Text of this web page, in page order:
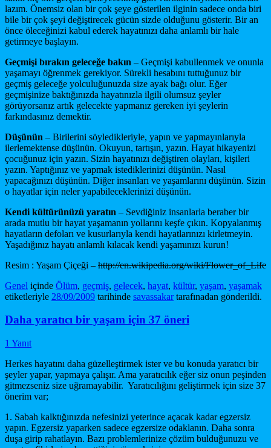
lazım. Önemsiz olan bir çok şeye gösterilen ilginin sadece onda biri
bile bir çok şeyi değiştirecek gücün sizde olduğunu gösterir. Bir an
önce öleceğinizi kabul ederek hayatınızı daha anlamlı bir hale
getirmeye başlayın.
Geçmişi bırakın geleceğe bakın – Geçmişi kabullenmek ve onunla
yaşamayı öğrenmek gerekiyor. Sürekli hesabını tuttuğunuz bir
geçmiş geleceğe yolculuğunuzda size ayak bağı olur. Eğer
geçmişinize baktığınızda hayatınızla ilgili olumsuz şeyler
görüyorsanız artık gelecekte yapmanız gereken iyi şeylerin
farkındasınız demektir.
Düşünün – Birilerini söyledikleriyle, yapın ve yapmayınlarıyla
ilerlemektense düşünün. Okuyun, tartışın, yazın. Hayat hikayenizi
çocuğunuz için yazın. Sizin hayatınızı değiştiren olayları, kişileri
yazın. Yaptığınız ve yapmak istediklerinizi düşünün. Nasıl
yapacağınızı düşünün. Diğer insanları ve yaşamlarını düşünün. Sizin
o hayatlar için neler yapabileceklerinizi düşünün.
Kendi kültürünüzü yaratın – Sevdiğiniz insanlarla beraber bir
arada mutlu bir hayat yaşamanın yollarını keşfe çıkın. Kopyalanmış
hayatların defoları ve kusurlarıyla kendi hayatlarınızı kirletmeyin.
Yaşadığınız hayatı anlamlı kılacak kendi yaşamınızı kurun!
Resim : Yaşam Çiçeği – http://en.wikipedia.org/wiki/Flower_of_Life
Genel içinde Ölüm, geçmiş, gelecek, hayat, kültür, yaşam, yaşamak
etiketleriyle 28/09/2009 tarihinde savassakartarafınadan gönderildi.
Daha yaratıcı bir yaşam için 37 öneri
1 Yanıt
Herkes hayatını daha güzelleştirmek ister ve bu konuda yaratıcı bir
şeyler yapar, yapmaya çalışır. Ama yaratıcılık eğer siz onun peşinden
gitmezseniz size uğramayabilir. Yaratıcılığını geliştirmek için size 37
önerim var;
1. Sabah kalktığınızda nefesinizi yeterince açacak kadar egzersiz
yapın. Egzersiz yaparken sadece egzersize odaklanın. Daha sonra
duşa girip rahatlayın. Bazı problemlerinize çözüm bulduğunuzu ve